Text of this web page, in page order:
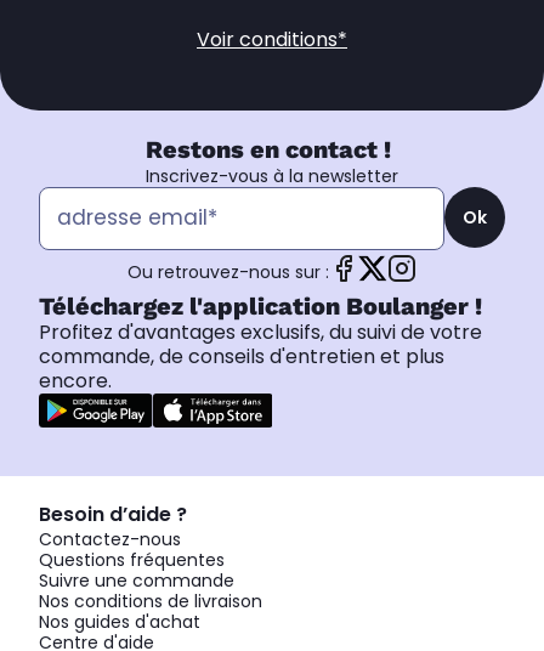
Voir conditions*
Restons en contact !
Inscrivez-vous à la newsletter
Ok
Ou retrouvez-nous sur :
Téléchargez l'application Boulanger !
Profitez d'avantages exclusifs, du suivi de votre
commande, de conseils d'entretien et plus
encore.
Besoin d’aide ?
Contactez-nous
Questions fréquentes
Suivre une commande
Nos conditions de livraison
Nos guides d'achat
Centre d'aide